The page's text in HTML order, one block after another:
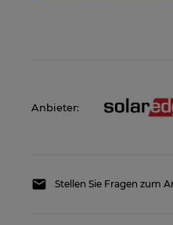
Anbieter:
Stellen Sie Fragen zum